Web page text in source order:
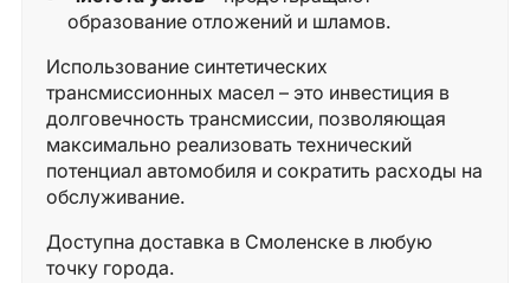
образование отложений и шламов.
Использование синтетических
трансмиссионных масел – это инвестиция в
долговечность трансмиссии, позволяющая
максимально реализовать технический
потенциал автомобиля и сократить расходы на
обслуживание.
Доступна доставка в Смоленске в любую
точку города.